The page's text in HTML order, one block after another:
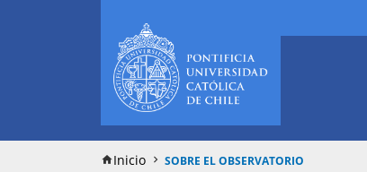
Inicio SOBRE EL OBSERVATORIO